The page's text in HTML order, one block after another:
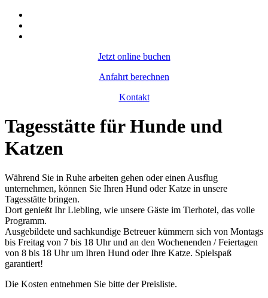
Jetzt online buchen
Anfahrt berechnen
Kontakt
Tagesstätte für Hunde und
Katzen
Während Sie in Ruhe arbeiten gehen oder einen Ausflug
unternehmen, können Sie Ihren Hund oder Katze in unsere
Tagesstätte bringen.
Dort genießt Ihr Liebling, wie unsere Gäste im Tierhotel, das volle
Programm.
Ausgebildete und sachkundige Betreuer kümmern sich von Montags
bis Freitag von 7 bis 18 Uhr und an den Wochenenden / Feiertagen
von 8 bis 18 Uhr um Ihren Hund oder Ihre Katze. Spielspaß
garantiert!
Die Kosten entnehmen Sie bitte der Preisliste.